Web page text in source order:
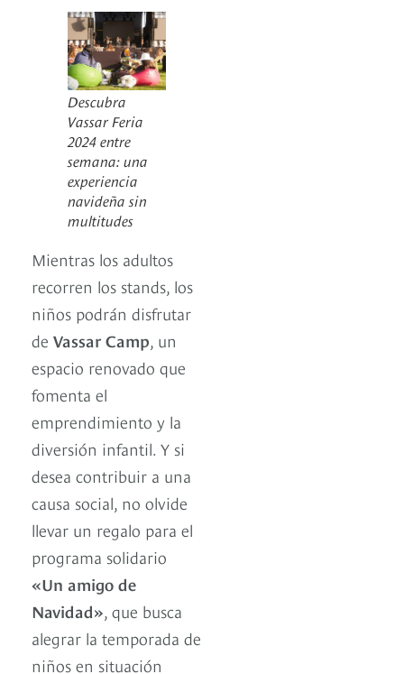
Descubra
Vassar Feria
2024 entre
semana: una
experiencia
navideña sin
multitudes
Mientras los adultos
recorren los stands, los
niños podrán disfrutar
de Vassar Camp, un
espacio renovado que
fomenta el
emprendimiento y la
diversión infantil. Y si
desea contribuir a una
causa social, no olvide
llevar un regalo para el
programa solidario
«Un amigo de
Navidad», que busca
alegrar la temporada de
niños en situación